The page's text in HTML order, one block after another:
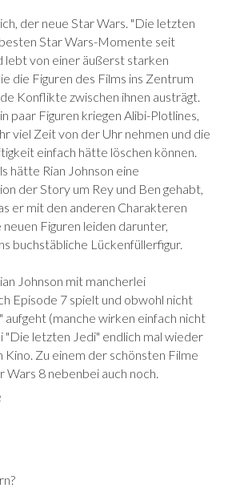
der neue Star Wars. "Die letzten
Star Wars-Momente seit
lebt von einer äußerst starken
die Figuren des Films ins Zentrum
Konflikte zwischen ihnen austrägt.
paar Figuren kriegen Alibi-Plotlines,
viel Zeit von der Uhr nehmen und die
einfach hätte löschen können.
hätte Rian Johnson eine
der Story um Rey und Ben gehabt,
er mit den anderen Charakteren
neuen Figuren leiden darunter,
buchstäbliche Lückenfüllerfigur.
Johnson mit mancherlei
Episode 7 spielt und obwohl nicht
(manche wirken einfach nicht
"Die letzten Jedi" endlich mal wieder
Kino. Zu einem der schönsten Filme
8 nebenbei auch noch.